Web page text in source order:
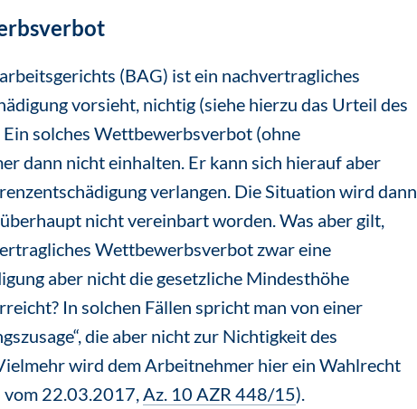
(BAG) ist ein nachvertragliches
vorsieht, nichtig (siehe hierzu das Urteil des
Ein solches Wettbewerbsverbot (ohne
dann nicht einhalten. Er kann sich hierauf aber
verlangen. Die Situation wird dann
nicht vereinbart worden. Was aber gilt,
Wettbewerbsverbot zwar eine
aber nicht die gesetzliche Mindesthöhe
In solchen Fällen spricht man von einer
die aber nicht zur Nichtigkeit des
wird dem Arbeitnehmer hier ein Wahlrecht
vom 22.03.2017,Az. 10 AZR 448/15).